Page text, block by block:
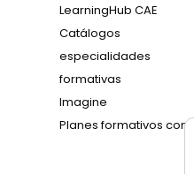
LearningHub CAE
Catálogos
especialidades
formativas
Imagine
Planes formativos con IA